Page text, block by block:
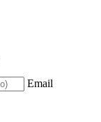
Email